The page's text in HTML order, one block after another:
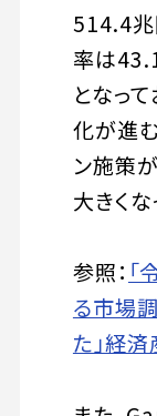
514.4兆
率は
となっ
化が進
ン施策
大きくな
参照：
る市場
た」経